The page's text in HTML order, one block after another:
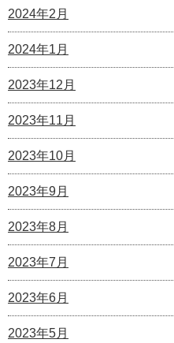
2024年2月
2024年1月
2023年12月
2023年11月
2023年10月
2023年9月
2023年8月
2023年7月
2023年6月
2023年5月